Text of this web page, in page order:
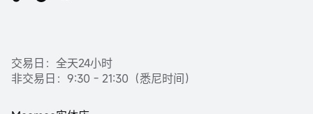
交易日：全天24小时
非交易日：9:30 - 21:30（悉尼时间）